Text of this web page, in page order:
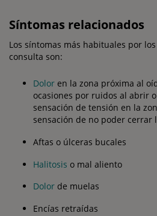
Síntomas relacionados
Los síntomas más habituales por
consulta son:
Dolor en la zona próxima al
ocasiones por ruidos al abrir
sensación de tensión en la
sensación de no poder cerrar
Aftas o úlceras bucales
Halitosis o mal aliento
Dolor de muelas
Encías retraídas